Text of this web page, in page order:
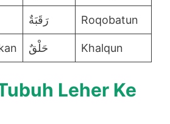
رَقَبَةٌ Roqobatun
حَلْقٌ Khalqun
Leher Ke